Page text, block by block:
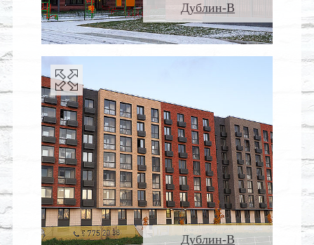
Дублин-В
Дублин-В